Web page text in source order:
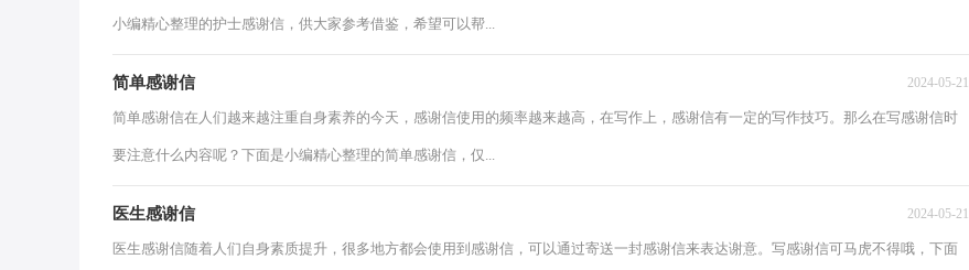
小编精心整理的护士感谢信，供大家参考借鉴，希望可以帮...
简单感谢信 2024-05-21
简单感谢信在人们越来越注重自身素养的今天，感谢信使用的频率越来越高，在写作上，感谢信有一定的写作技巧。那么在写感谢信时
要注意什么内容呢？下面是小编精心整理的简单感谢信，仅...
医生感谢信 2024-05-21
医生感谢信随着人们自身素质提升，很多地方都会使用到感谢信，可以通过寄送一封感谢信来表达谢意。写感谢信可马虎不得哦，下面